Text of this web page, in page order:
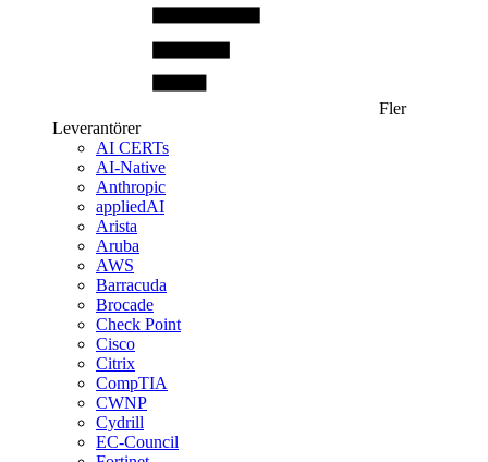
Fler
Leverantörer
AI CERTs
AI-Native
Anthropic
appliedAI
Arista
Aruba
AWS
Barracuda
Brocade
Check Point
Cisco
Citrix
CompTIA
CWNP
Cydrill
EC-Council